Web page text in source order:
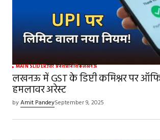
MAIN SLIDERउत्तर प्रदेशप्रादेशिकलखनऊ
लखनऊ में GST के डिप्टी कमिश्नर पर
हमलावर अरेस्ट
byAmit PandeySeptember 9, 2025